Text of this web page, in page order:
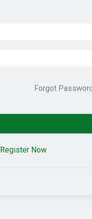
Forgot
Register Now